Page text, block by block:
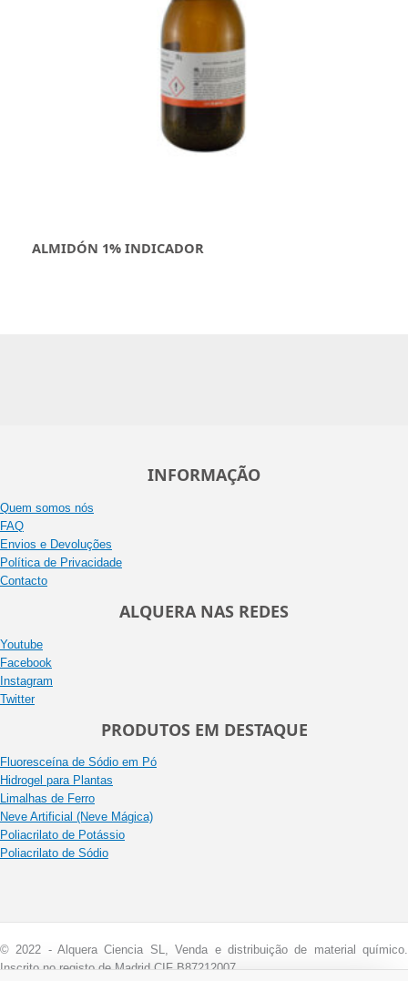
ALMIDÓN 1% INDICADOR
INFORMAÇÃO
Quem somos nós
FAQ
Envios e Devoluções
Política de Privacidade
Contacto
ALQUERA NAS REDES
Youtube
Facebook
Instagram
Twitter
PRODUTOS EM DESTAQUE
Fluoresceína de Sódio em Pó
Hidrogel para Plantas
Limalhas de Ferro
Neve Artificial (Neve Mágica)
Poliacrilato de Potássio
Poliacrilato de Sódio
© 2022 - Alquera Ciencia SL, Venda e distribuição de material químico.
Inscrito no registo de Madrid CIF B87212007.